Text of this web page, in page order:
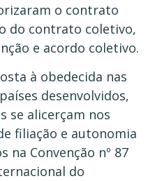
o contrato
do contrato coletivo,
e acordo coletivo.
à obedecida nas
desenvolvidos,
se alicerçam nos
filiação e autonomia
na Convenção nº 87
do